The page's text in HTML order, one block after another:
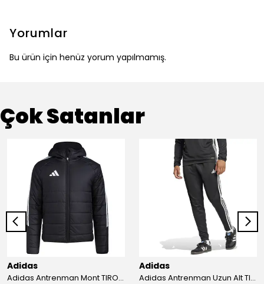
Yorumlar
Bu ürün için henüz yorum yapılmamış.
Çok Satanlar
Adidas
Adidas Antrenman Mont TIRO24 WINT JKT IJ7388
Adidas
Adidas Antrenman Uzun Alt TIRO ES PNT JD0442